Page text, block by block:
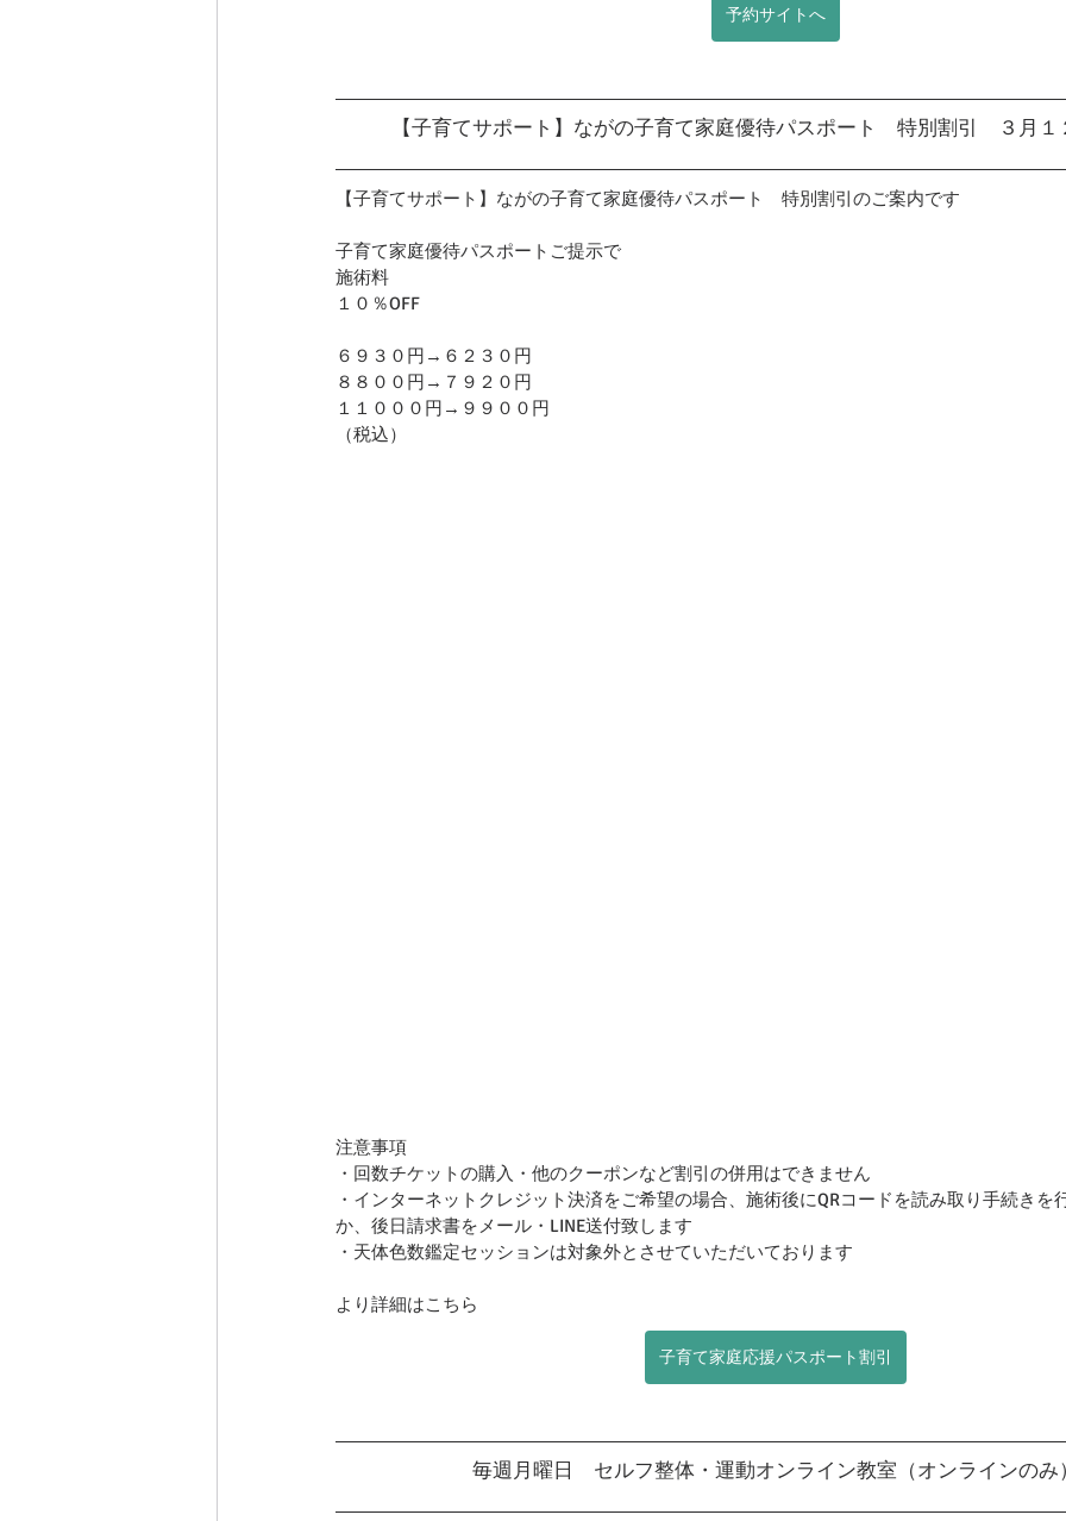
予約サイトへ
【子育てサポート】ながの子育て家庭優待パスポート　特別割引　３月１
【子育てサポート】ながの子育て家庭優待パスポート　特別割引のご案内です
子育て家庭優待パスポートご提示で
施術料
１０％OFF
６９３０円→６２３０円
８８００円→７９２０円
１１０００円→９９００円
（税込）
注意事項
・回数チケットの購入・他のクーポンなど割引の併用はできません
・インターネットクレジット決済をご希望の場合、施術後にQRコードを読み取り手続きを
か、後日請求書をメール・LINE送付致します
・天体色数鑑定セッションは対象外とさせていただいております
より詳細はこちら
子育て家庭応援パスポート割引
毎週月曜日　セルフ整体・運動オンライン教室（オンラインのみ）